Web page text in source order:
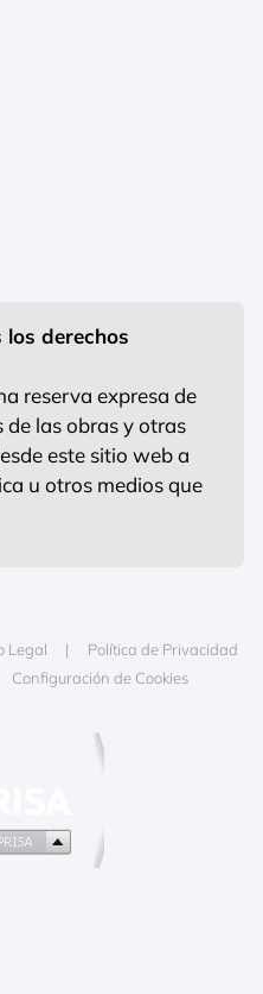
los derechos
reserva expresa de
de las obras y otras
este sitio web a
u otros medios que
Legal
Política de Privacidad
Configuración de Cookies